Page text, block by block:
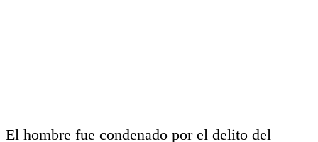
El hombre fue condenado por el delito del